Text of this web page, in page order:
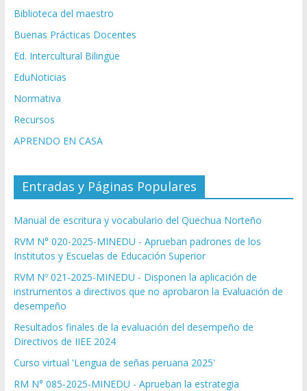
Biblioteca del maestro
Buenas Prácticas Docentes
Ed. Intercultural Bilingüe
EduNoticias
Normativa
Recursos
APRENDO EN CASA
Entradas y Páginas Populares
Manual de escritura y vocabulario del Quechua Norteño
RVM N° 020-2025-MINEDU - Aprueban padrones de los
Institutos y Escuelas de Educación Superior
RVM Nº 021-2025-MINEDU - Disponen la aplicación de
instrumentos a directivos que no aprobaron la Evaluación de
desempeño
Resultados finales de la evaluación del desempeño de
Directivos de IIEE 2024
Curso virtual 'Lengua de señas peruana 2025'
RM N° 085-2025-MINEDU - Aprueban la estrategia